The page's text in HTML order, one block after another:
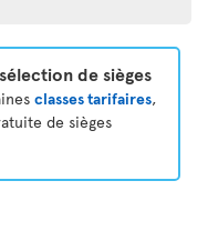
de sièges
classes tarifaires,
de sièges